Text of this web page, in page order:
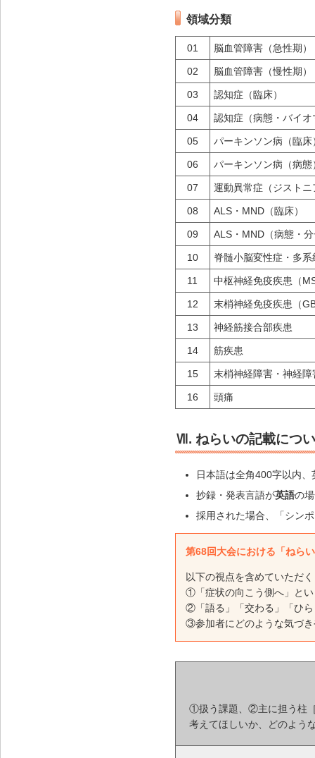
領域分類
01 脳血管障害（急性期）
02 脳血管障害（慢性期
03 認知症（臨床）
04 認知症（病態・バイオ
05 パーキンソン病（臨床
06 パーキンソン病（病態
07 運動異常症（ジスト
08 ALS・MND（臨床）
09 ALS・MND（病態・
10 脊髄小脳変性症・多系
11 中枢神経免疫疾患（
12 末梢神経免疫疾患（
13 神経筋接合部疾患
14 筋疾患
15 末梢神経障害・神経障
16 頭痛
Ⅶ. ねらいの記載につ
日本語は全角400字以内
抄録・発表言語が英語の
採用された場合、「シン
第68回大会における「ねら
以下の視点を含めていただ
①「症状の向こう側へ」と
②「語る」「交わる」「ひ
③参加者にどのような気づ
①扱う課題、②主に担う柱
考えてほしいか、どのよう